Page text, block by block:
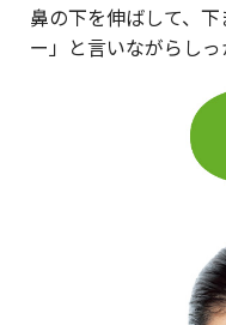
鼻の下を伸ばして、
ー」と言いながらしっ